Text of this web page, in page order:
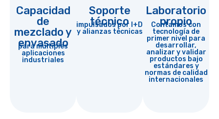
Capacidad
de
mezclado y
envasado
para múltiples
aplicaciones
industriales
Soporte
técnico
impulsados por I+D
y alianzas técnicas
Laboratorio
propio
Contamos con
tecnología de
primer nivel para
desarrollar,
analizar y validar
productos bajo
estándares y
normas de calidad
internacionales